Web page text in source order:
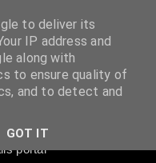
portál
to deliver its
IP address and
along with
to ensure quality of
and to detect and
GOT IT